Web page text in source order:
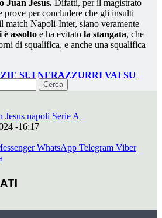
Cerca
Juan Jesus. Difatti, per il magistrato
prove per concludere che gli insulti
match Napoli-Inter, siano veramente
è assolto e ha evitato la stangata, che
di squalifica, e anche una squalifica
SUI NERAZZURRI VAI SU
Jesus napoli Serie A
-16:17
WhatsApp Telegram Viber